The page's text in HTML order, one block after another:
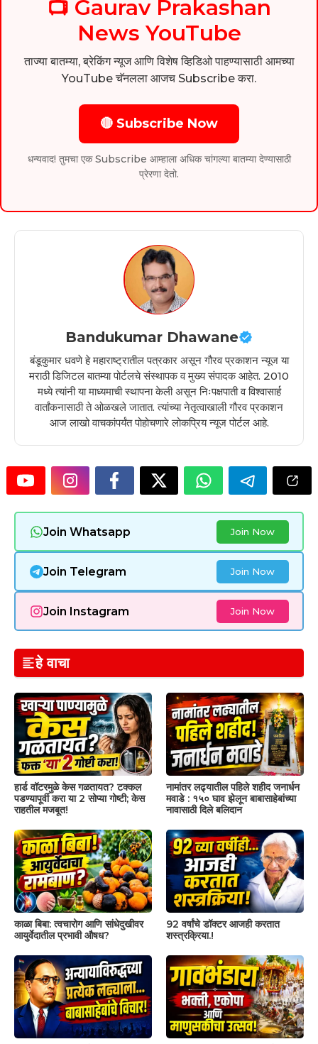
📺 Gaurav Prakashan
News YouTube
ताज्या बातम्या, ब्रेकिंग न्यूज आणि विशेष व्हिडिओ पाहण्यासाठी आमच्या
YouTube चॅनलला आजच Subscribe करा.
🔴 Subscribe Now
धन्यवाद! तुमचा एक Subscribe आम्हाला अधिक चांगल्या बातम्या देण्यासाठी
प्रेरणा देतो.
Bandukumar Dhawane
बंडूकुमार धवणे हे महाराष्ट्रातील पत्रकार असून गौरव प्रकाशन न्यूज या
मराठी डिजिटल बातम्या पोर्टलचे संस्थापक व मुख्य संपादक आहेत. 2010
मध्ये त्यांनी या माध्यमाची स्थापना केली असून निःपक्षपाती व विश्वासार्ह
वार्तांकनासाठी ते ओळखले जातात. त्यांच्या नेतृत्वाखाली गौरव प्रकाशन
आज लाखो वाचकांपर्यंत पोहोचणारे लोकप्रिय न्यूज पोर्टल आहे.
Join Whatsapp Join Now
Join Telegram Join Now
Join Instagram Join Now
हे वाचा
हार्ड वॉटरमुळे केस गळतायत? टक्कल
पडण्यापूर्वी करा या 2 सोप्या गोष्टी; केस
राहतील मजबूत!
नामांतर लढ्यातील पहिले शहीद जनार्धन
मवाडे : १५० घाव झेलून बाबासाहेबांच्या
नावासाठी दिले बलिदान
काळा बिबा: त्वचारोग आणि सांधेदुखीवर
आयुर्वेदातील प्रभावी औषध?
92 वर्षांचे डॉक्टर आजही करतात
शस्त्रक्रिया.!